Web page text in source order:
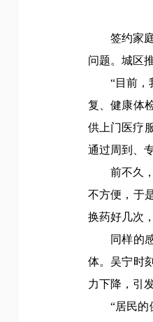
签约家
问题。城区
“目前，
复、健康体
供上门医疗
通过周到、
前不久
不方便，于
换药好几次
同样的
体。吴宁时
力下降，引
“居民